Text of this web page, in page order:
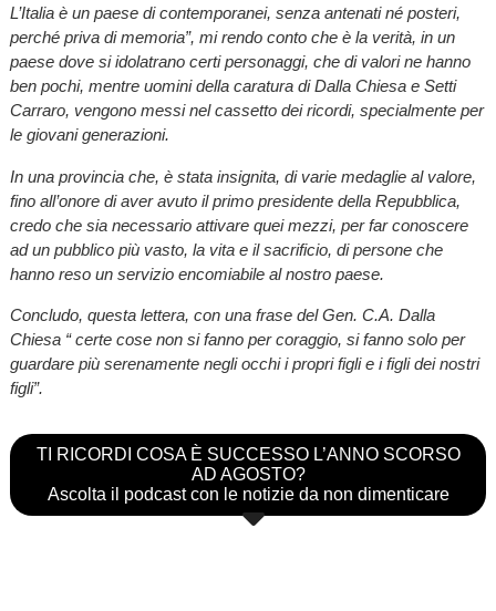
L’Italia è un paese di contemporanei, senza antenati né posteri,
perché priva di memoria”, mi rendo conto che è la verità, in un
paese dove si idolatrano certi personaggi, che di valori ne hanno
ben pochi, mentre uomini della caratura di Dalla Chiesa e Setti
Carraro, vengono messi nel cassetto dei ricordi, specialmente per
le giovani generazioni.
In una provincia che, è stata insignita, di varie medaglie al valore,
fino all’onore di aver avuto il primo presidente della Repubblica,
credo che sia necessario attivare quei mezzi, per far conoscere
ad un pubblico più vasto, la vita e il sacrificio, di persone che
hanno reso un servizio encomiabile al nostro paese.
Concludo, questa lettera, con una frase del Gen. C.A. Dalla
Chiesa “ certe cose non si fanno per coraggio, si fanno solo per
guardare più serenamente negli occhi i propri figli e i figli dei nostri
figli”.
TI RICORDI COSA È SUCCESSO L’ANNO SCORSO
AD AGOSTO?
Ascolta il podcast con le notizie da non dimenticare